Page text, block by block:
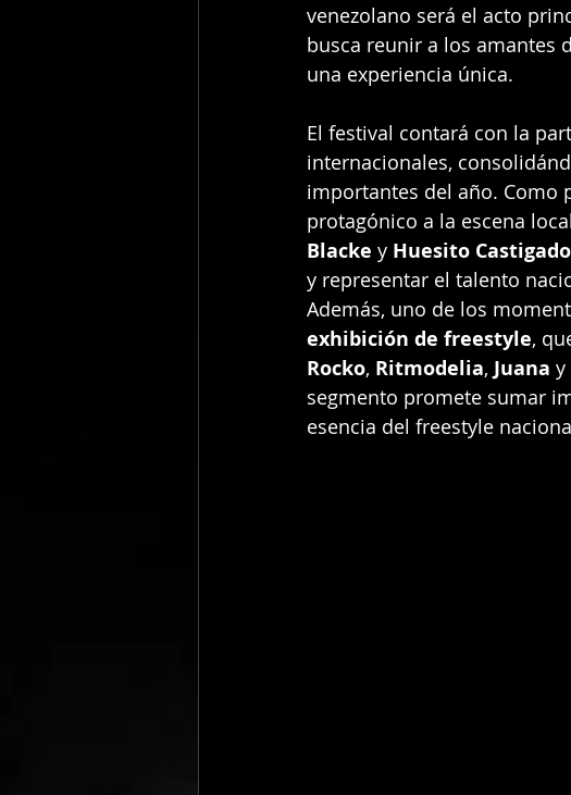
venezolano será el acto
busca reunir a los amantes
una experiencia única.
El festival contará con la
internacionales,
importantes del año. Como
protagónico a la escena
Blacke y Huesito
y representar el talento
Además, uno de los
exhibición de freestyle,
Rocko, Ritmodelia, Juana y
segmento promete sumar
esencia del freestyle